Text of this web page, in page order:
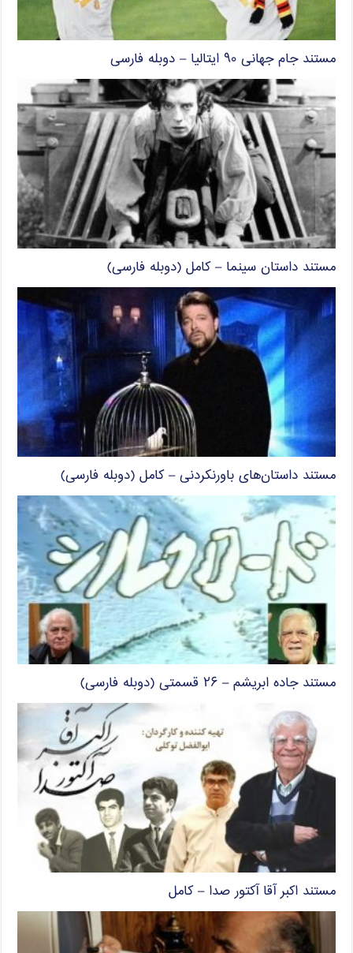
مستند جام جهانی ۹۰ ایتالیا – دوبله فارسی
مستند داستان سینما – کامل (دوبله فارسی)
مستند داستان‌های باورنکردنی – کامل (دوبله فارسی)
مستند جاده ابریشم – ۲۶ قسمتی (دوبله فارسی)
مستند اکبر آقا آکتور صدا – کامل